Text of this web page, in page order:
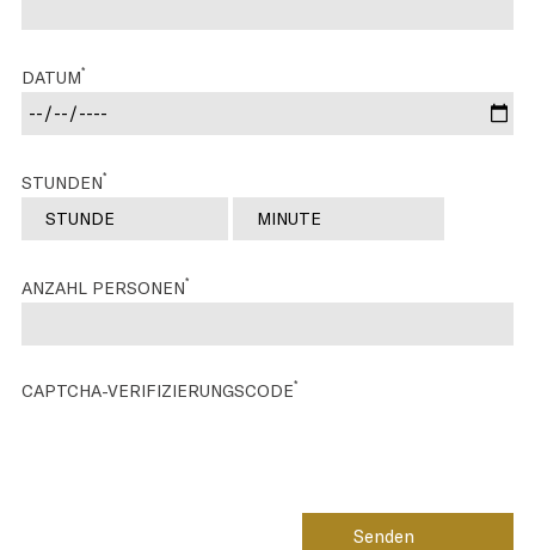
DATUM*
STUNDEN*
ANZAHL PERSONEN*
CAPTCHA-VERIFIZIERUNGSCODE*